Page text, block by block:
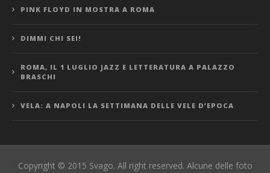
PINK FLOYD IN MOSTRA A ROMA
DIMMI CHI SEI!
ROMA, IL 1 LUGLIO JAZZ E LETTERATURA A PALAZZO
BRASCHI
VELA: A NAPOLI LA SETTIMANA DELLE VELE D’EPOCA
Copyright © 2015 Svago. All right reserved. Alcune delle foto